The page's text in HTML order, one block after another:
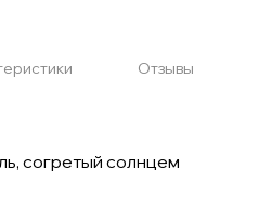
Отзывы
согретый солнцем